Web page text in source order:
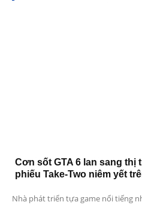
Cơn sốt GTA 6 lan sang
phiếu Take-Two niêm yết
Nhà phát triển tựa game nổi tiếng